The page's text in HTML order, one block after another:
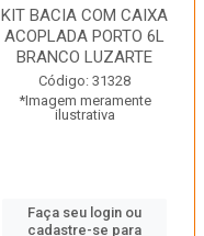
KIT BACIA COM CAIXA
ACOPLADA PORTO 6L
BRANCO LUZARTE
Código: 31328
*Imagem meramente
ilustrativa
Faça seu login ou
cadastre-se para